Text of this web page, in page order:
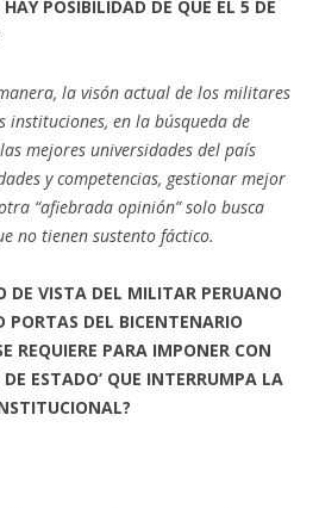
POSIBILIDAD DE QUE EL 5 DE
la visón actual de los militares
instituciones, en la búsqueda de
mejores universidades del país
y competencias, gestionar mejor
“afiebrada opinión” solo busca
no tienen sustento fáctico.
DE VISTA DEL MILITAR PERUANO
PORTAS DEL BICENTENARIO
REQUIERE PARA IMPONER CON
DE ESTADO’ QUE INTERRUMPA LA